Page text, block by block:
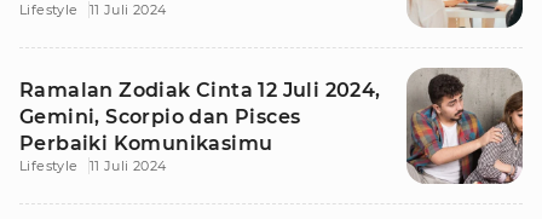
Lifestyle 11 Juli 2024
Ramalan Zodiak Cinta 12 Juli 2024,
Gemini, Scorpio dan Pisces
Perbaiki Komunikasimu
Lifestyle 11 Juli 2024